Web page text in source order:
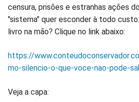
censura, prisões e estranhas ações
"sistema" quer esconder à todo
livro na mão? Clique no link abaixo:
https://
mo-silencio-o-que-voce-nao-pode-
Veja a capa: